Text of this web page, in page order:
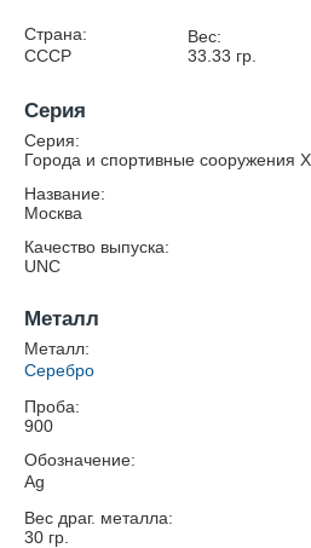
Страна:
СССР
Вес:
33.33 гр.
Серия
Серия:
Города и спортивные сооружения
Название:
Москва
Качество выпуска:
UNC
Металл
Металл:
Серебро
Проба:
900
Обозначение:
Ag
Вес драг. металла:
30 гр.